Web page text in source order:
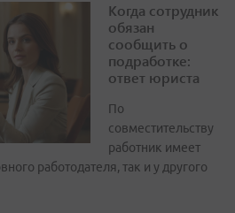
Когда сотрудник
обязан
сообщить о
подработке:
ответ юриста
По
совместительству
работник имеет
работодателя, так и у другого